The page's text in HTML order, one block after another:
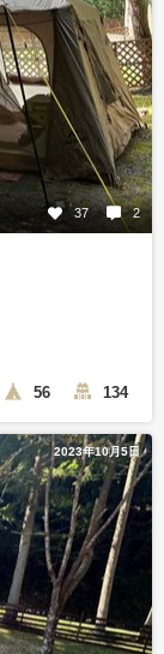
37 2
56 134
2023年10月5日